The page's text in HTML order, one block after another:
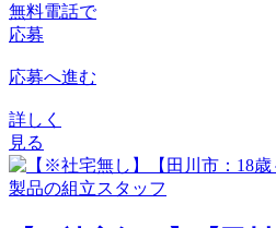
無料電話で
応募
応募へ進む
詳しく
見る